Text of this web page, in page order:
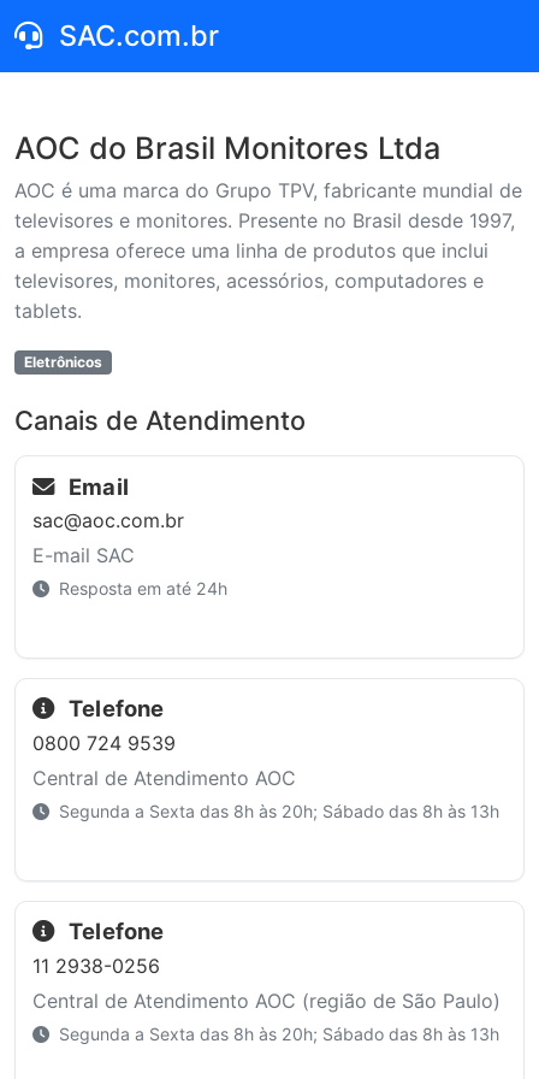
SAC.com.br
AOC do Brasil Monitores Ltda
AOC é uma marca do Grupo TPV, fabricante mundial de
televisores e monitores. Presente no Brasil desde 1997,
a empresa oferece uma linha de produtos que inclui
televisores, monitores, acessórios, computadores e
tablets.
Eletrônicos
Canais de Atendimento
Email
sac@aoc.com.br
E-mail SAC
Resposta em até 24h
Telefone
0800 724 9539
Central de Atendimento AOC
Segunda a Sexta das 8h às 20h; Sábado das 8h às 13h
Telefone
11 2938-0256
Central de Atendimento AOC (região de São Paulo)
Segunda a Sexta das 8h às 20h; Sábado das 8h às 13h